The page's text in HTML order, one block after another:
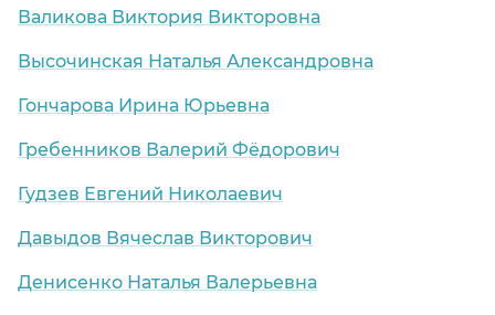
Валикова Виктория Викторовна
Высочинская Наталья Александровна
Гончарова Ирина Юрьевна
Гребенников Валерий Фёдорович
Гудзев Евгений Николаевич
Давыдов Вячеслав Викторович
Денисенко Наталья Валерьевна